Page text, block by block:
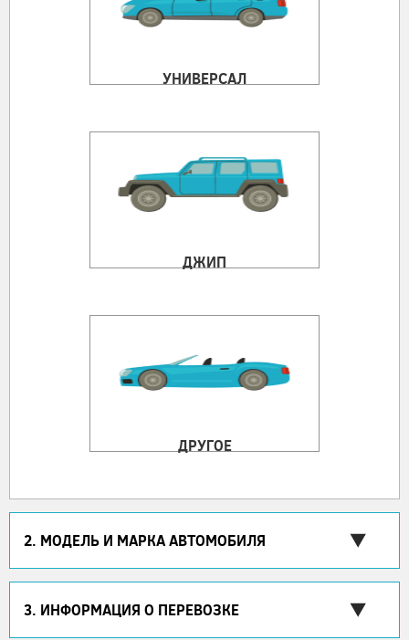
УНИВЕРСАЛ
ДЖИП
ДРУГОЕ
2. МОДЕЛЬ И МАРКА АВТОМОБИЛЯ
3. ИНФОРМАЦИЯ О ПЕРЕВОЗКЕ